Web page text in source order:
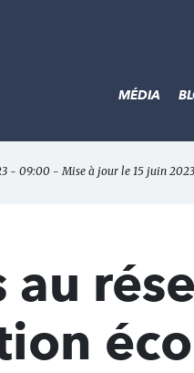
MÉDIA
- 09:00 - Mise à jour le 15 juin